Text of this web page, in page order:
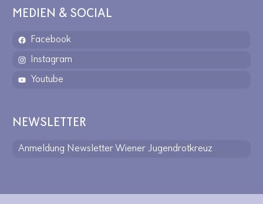
MEDIEN & SOCIAL
Facebook
Instagram
Youtube
NEWSLETTER
Anmeldung Newsletter Wiener Jugendrotkreuz